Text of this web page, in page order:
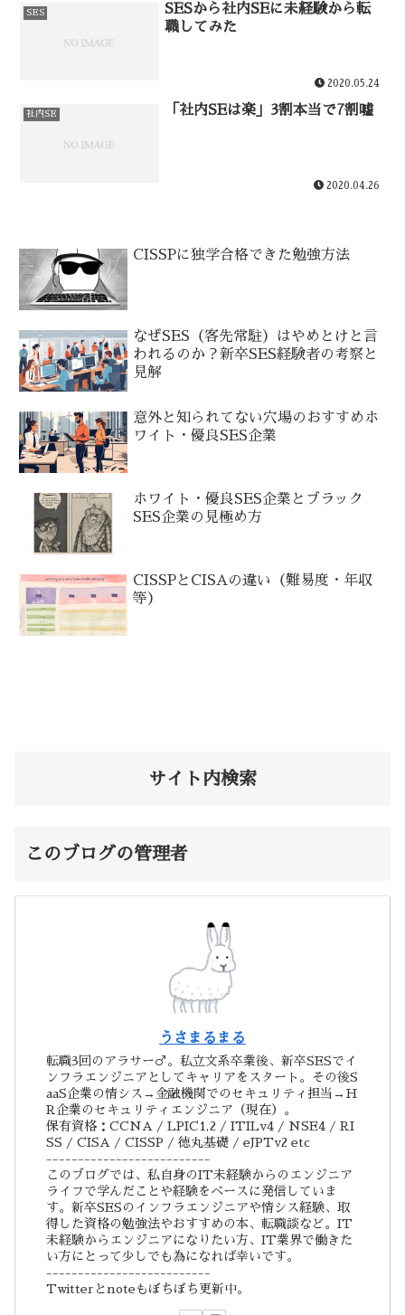
SES
SESから社内SEに未経験から転
職してみた
2020.05.24
社内SE 「社内SEは楽」3割本当で7割嘘
2020.04.26
CISSPに独学合格できた勉強方法
なぜSES（客先常駐）はやめとけと言
われるのか？新卒SES経験者の考察と
見解
意外と知られてない穴場のおすすめホ
ワイト・優良SES企業
ホワイト・優良SES企業とブラック
SES企業の見極め方
CISSPとCISAの違い（難易度・年収
等）
サイト内検索
このブログの管理者
うさまるまる
転職3回のアラサー♂。私立文系卒業後、新卒SESでイ
ンフラエンジニアとしてキャリアをスタート。その後S
aaS企業の情シス→金融機関でのセキュリティ担当→H
R企業のセキュリティエンジニア（現在）。
保有資格：CCNA / LPIC1,2 / ITILv4 / NSE4 / RI
SS / CISA / CISSP / 徳丸基礎 / eJPTv2 etc
--------------------------
このブログでは、私自身のIT未経験からのエンジニア
ライフで学んだことや経験をベースに発信していま
す。新卒SESのインフラエンジニアや情シス経験、取
得した資格の勉強法やおすすめの本、転職談など。IT
未経験からエンジニアになりたい方、IT業界で働きた
い方にとって少しでも為になれば幸いです。
--------------------------
Twitterとnoteもぼちぼち更新中。